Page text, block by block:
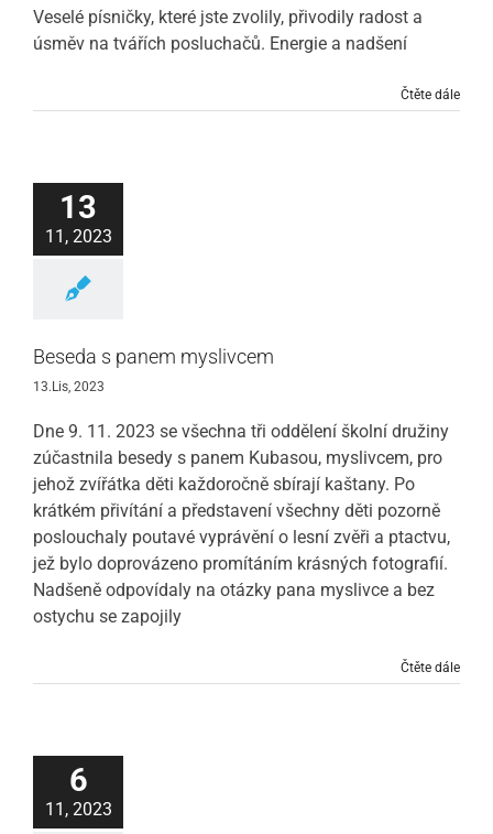
Veselé písničky, které jste zvolily, přivodily radost a
úsměv na tvářích posluchačů. Energie a nadšení
Čtěte dále
13
11, 2023
Beseda s panem myslivcem
13.Lis, 2023
Dne 9. 11. 2023 se všechna tři oddělení školní družiny
zúčastnila besedy s panem Kubasou, myslivcem, pro
jehož zvířátka děti každoročně sbírají kaštany. Po
krátkém přivítání a představení všechny děti pozorně
poslouchaly poutavé vyprávění o lesní zvěři a ptactvu,
jež bylo doprovázeno promítáním krásných fotografií.
Nadšeně odpovídaly na otázky pana myslivce a bez
ostychu se zapojily
Čtěte dále
6
11, 2023